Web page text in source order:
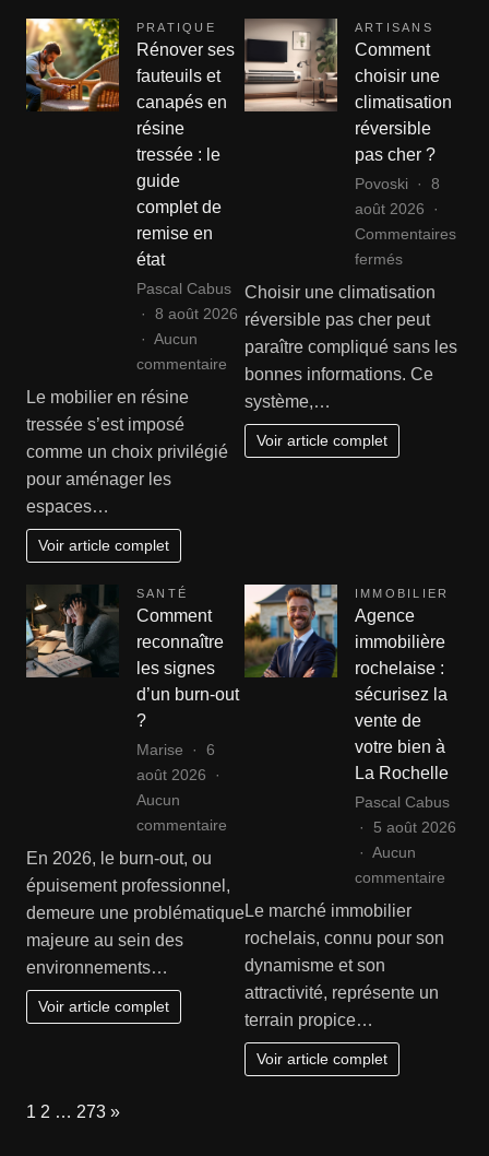
PRATIQUE
Rénover ses
fauteuils et
canapés en
résine
tressée : le
guide
complet de
remise en
état
Pascal Cabus
8 août 2026
Aucun
commentairesur
ses
fauteuils
et
guide
complet
de
Le mobilier en résine
tressée s’est imposé
comme un choix privilégié
pour aménager les
espaces…
Voir article complet
ARTISANS
Comment
choisir une
climatisation
réversible
pas cher ?
Povoski
8
août 2026
Commentaires
ferméssur
Comment
climatisation
réversible
Choisir une climatisation
réversible pas cher peut
paraître compliqué sans les
bonnes informations. Ce
système,…
Voir article complet
SANTÉ
Comment
reconnaître
les signes
d’un burn-out
?
Marise
6
août 2026
Aucun
commentairesur
les
signes
d’un
burn-
out
En 2026, le burn-out, ou
épuisement professionnel,
demeure une problématique
majeure au sein des
environnements…
Voir article complet
IMMOBILIER
Agence
immobilière
rochelaise :
sécurisez la
vente de
votre bien à
La Rochelle
Pascal Cabus
5 août 2026
Aucun
commentaire
Le marché immobilier
rochelais, connu pour son
dynamisme et son
attractivité, représente un
terrain propice…
Voir article complet
Page:
1 2 … 273 Next
»